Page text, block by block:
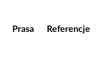
Prasa Referencje